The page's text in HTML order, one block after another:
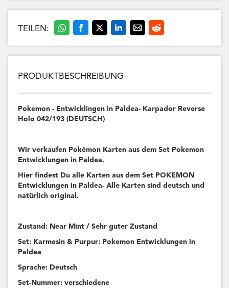
TEILEN:
PRODUKTBESCHREIBUNG
Pokemon - Entwicklingen in Paldea- Karpador Reverse
Holo 042/193 (DEUTSCH)
Wir verkaufen Pokémon Karten aus dem Set Pokemon
Entwicklungen in Paldea.
Hier findest Du alle Karten aus dem Set POKEMON
Entwicklungen in Paldea- Alle Karten sind deutsch und
natürlich original.
Zustand: Near Mint / Sehr guter Zustand
Set: Karmesin & Purpur: Pokemon Entwicklungen in
Paldea
Sprache: Deutsch
Set-Nummer: verschiedene